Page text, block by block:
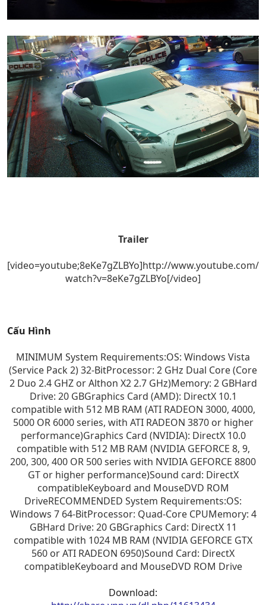
Trailer
[video=youtube;8eKe7gZLBYo]http://www.youtube.com/
watch?v=8eKe7gZLBYo[/video]
Cấu Hình
MINIMUM System Requirements:OS: Windows Vista
(Service Pack 2) 32-BitProcessor: 2 GHz Dual Core (Core
2 Duo 2.4 GHZ or Althon X2 2.7 GHz)Memory: 2 GBHard
Drive: 20 GBGraphics Card (AMD): DirectX 10.1
compatible with 512 MB RAM (ATI RADEON 3000, 4000,
5000 OR 6000 series, with ATI RADEON 3870 or higher
performance)Graphics Card (NVIDIA): DirectX 10.0
compatible with 512 MB RAM (NVIDIA GEFORCE 8, 9,
200, 300, 400 OR 500 series with NVIDIA GEFORCE 8800
GT or higher performance)Sound card: DirectX
compatibleKeyboard and MouseDVD ROM
DriveRECOMMENDED System Requirements:OS:
Windows 7 64-BitProcessor: Quad-Core CPUMemory: 4
GBHard Drive: 20 GBGraphics Card: DirectX 11
compatible with 1024 MB RAM (NVIDIA GEFORCE GTX
560 or ATI RADEON 6950)Sound Card: DirectX
compatibleKeyboard and MouseDVD ROM Drive
Download: